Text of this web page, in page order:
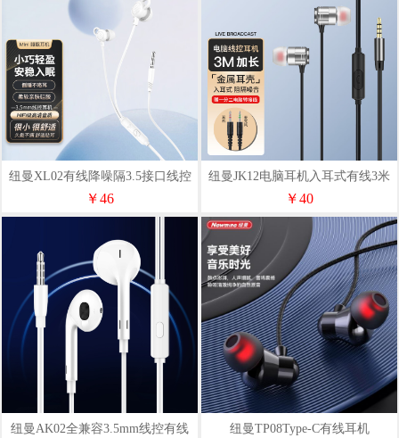
纽曼XL02有线降噪隔3.5接口线控
耳机多色
￥46
纽曼JK12电脑耳机入耳式有线3米
加长线带麦线控耳机锖色
￥40
纽曼AK02全兼容3.5mm线控有线
纽曼TP08Type-C有线耳机